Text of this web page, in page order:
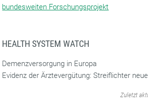
bundesweiten Forschungsprojekt
HEALTH SYSTEM WATCH
Demenzversorgung in Europa
Evidenz der Ärztevergütung: Streiflichter
Zuletzt